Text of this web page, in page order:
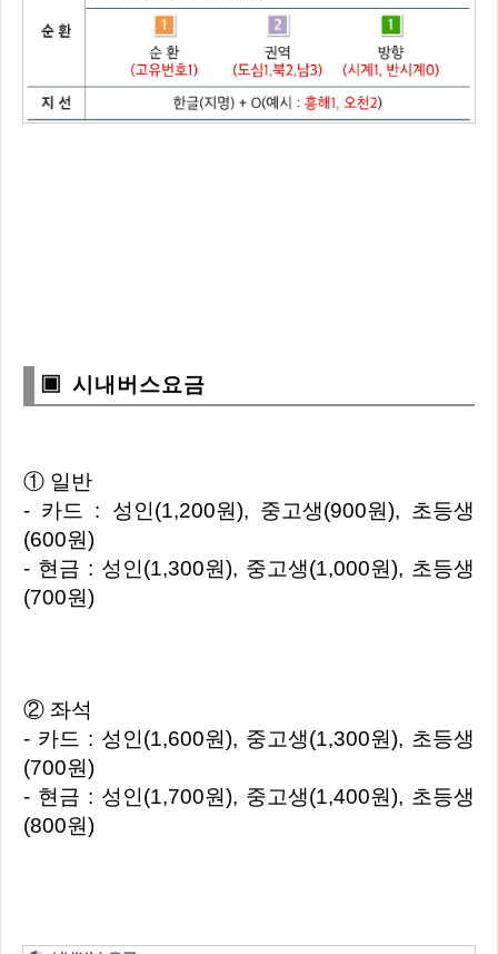
▣ 시내버스요금
① 일반
- 카드 : 성인(1,200원), 중고생(900원), 초등생
(600원)
- 현금 : 성인(1,300원), 중고생(1,000원), 초등생
(700원)
② 좌석
- 카드 : 성인(1,600원), 중고생(1,300원), 초등생
(700원)
- 현금 : 성인(1,700원), 중고생(1,400원), 초등생
(800원)